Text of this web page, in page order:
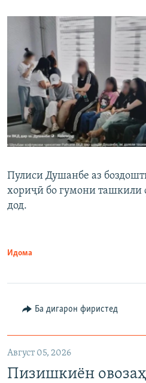
Пулиси Душанбе аз
хориҷӣ бо гумони ташкили
дод.
Идома
Ба дигарон фиристед
Август 05, 2026
Пизишкиён